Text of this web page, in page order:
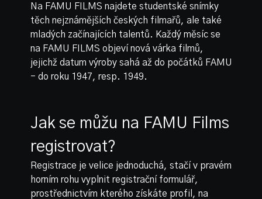
Na FAMU FILMS najdete studentské snímky
těch nejznámějších českých filmařů, ale také
mladých začínajících talentů. Každý měsíc se
na FAMU FILMS objeví nová várka filmů,
jejichž datum výroby sahá až do počátků FAMU
- do roku 1947, resp. 1949.
Jak se můžu na FAMU Films
registrovat?
Registrace je velice jednoduchá, stačí v pravém
horním rohu vyplnit registrační formulář,
prostřednictvím kterého získáte profil, na